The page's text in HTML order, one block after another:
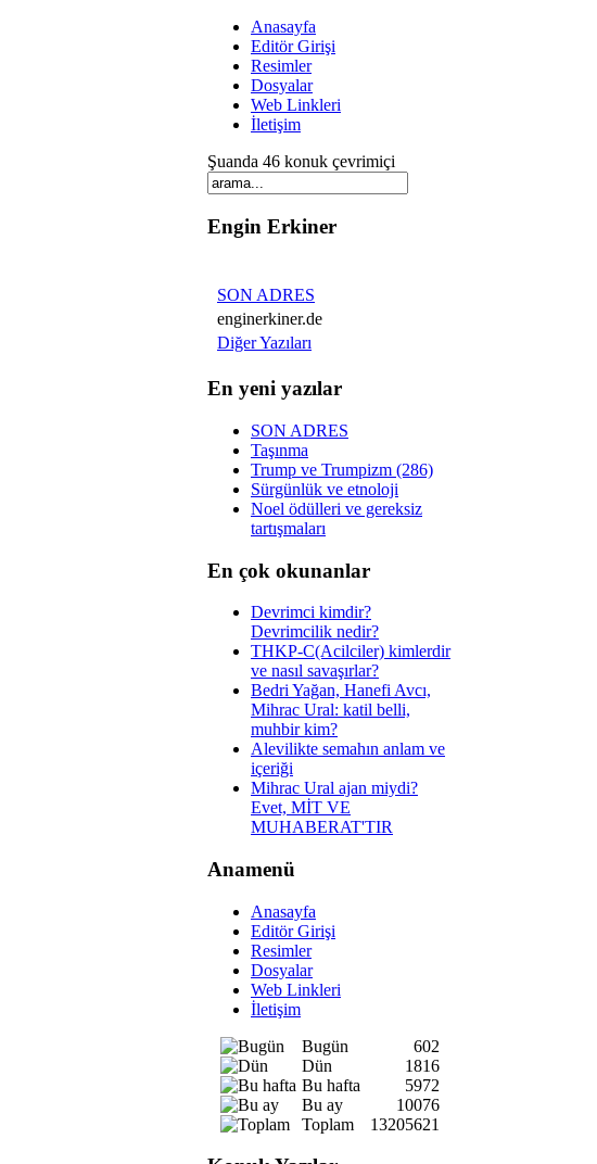
Anasayfa
Editör Girişi
Resimler
Dosyalar
Web Linkleri
İletişim
Şuanda 46 konuk çevrimiçi
Engin Erkiner
SON ADRES
enginerkiner.de
Diğer Yazıları
En yeni yazılar
SON ADRES
Taşınma
Trump ve Trumpizm (286)
Sürgünlük ve etnoloji
Noel ödülleri ve gereksiz
tartışmaları
En çok okunanlar
Devrimci kimdir?
Devrimcilik nedir?
THKP-C(Acilciler) kimlerdir
ve nasıl savaşırlar?
Bedri Yağan, Hanefi Avcı,
Mihrac Ural: katil belli,
muhbir kim?
Alevilikte semahın anlam ve
içeriği
Mihrac Ural ajan miydi?
Evet, MİT VE
MUHABERAT'TIR
Anamenü
Anasayfa
Editör Girişi
Resimler
Dosyalar
Web Linkleri
İletişim
Bugün
602
Dün
1816
Bu hafta
5972
Bu ay
10076
Toplam
13205621